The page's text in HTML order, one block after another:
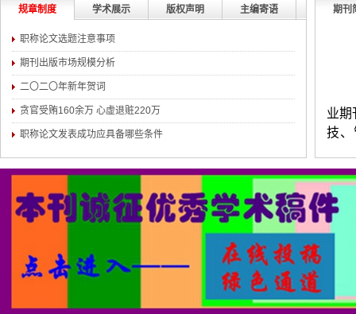
规章制度 学术展示 版权声明 主编寄语
职称论文选题注意事项
期刊出版市场规模分析
二〇二〇年新年贺词
贪官受贿160余万 心虚退赃220万
职称论文发表成功应具备哪些条件
期刊
业期
技
练
（4
求逐